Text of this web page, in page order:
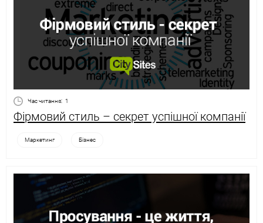
Час читання: 1
Фірмовий стиль – секрет успішної компанії
Маркетинг Бізнес